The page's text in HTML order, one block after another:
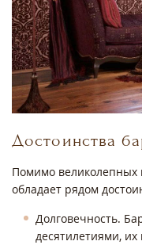
Достоинства
Помимо великолепных
обладает рядом
Долговечность.
десятилетиями,